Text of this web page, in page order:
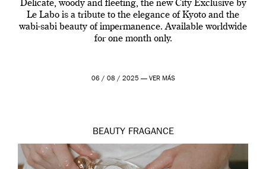
Delicate, woody and fleeting, the new City Exclusive by
Le Labo is a tribute to the elegance of Kyoto and the
wabi-sabi beauty of impermanence. Available worldwide
for one month only.
06 / 08 / 2025 — VER MÁS
BEAUTY FRAGANCE